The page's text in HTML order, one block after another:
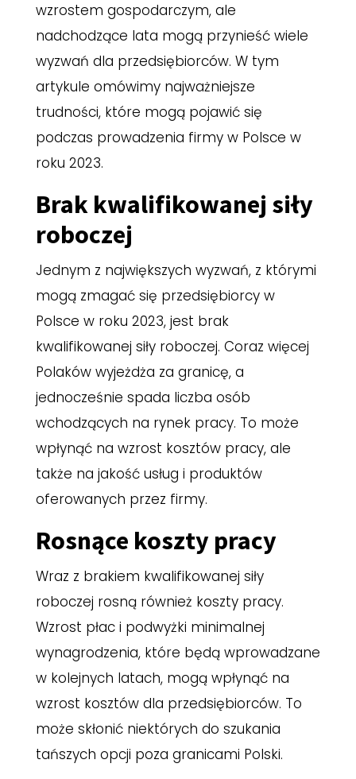
wzrostem gospodarczym, ale
nadchodzące lata mogą przynieść wiele
wyzwań dla przedsiębiorców. W tym
artykule omówimy najważniejsze
trudności, które mogą pojawić się
podczas prowadzenia firmy w Polsce w
roku 2023.
Brak kwalifikowanej siły
roboczej
Jednym z największych wyzwań, z którymi
mogą zmagać się przedsiębiorcy w
Polsce w roku 2023, jest brak
kwalifikowanej siły roboczej. Coraz więcej
Polaków wyjeżdża za granicę, a
jednocześnie spada liczba osób
wchodzących na rynek pracy. To może
wpłynąć na wzrost kosztów pracy, ale
także na jakość usług i produktów
oferowanych przez firmy.
Rosnące koszty pracy
Wraz z brakiem kwalifikowanej siły
roboczej rosną również koszty pracy.
Wzrost płac i podwyżki minimalnej
wynagrodzenia, które będą wprowadzane
w kolejnych latach, mogą wpłynąć na
wzrost kosztów dla przedsiębiorców. To
może skłonić niektórych do szukania
tańszych opcji poza granicami Polski.